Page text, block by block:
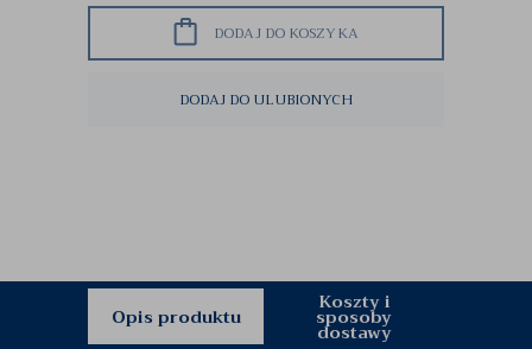
DODAJ DO KOSZYKA
DODAJ DO ULUBIONYCH
Opis produktu
Koszty i
sposoby
dostawy